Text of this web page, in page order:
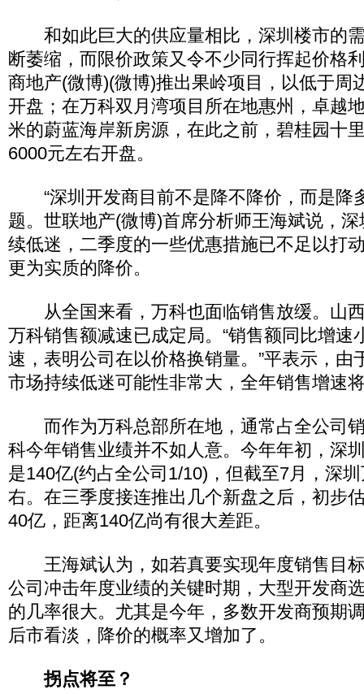
和如此巨大的供应量相比，深圳楼市的
断萎缩，而限价政策又令不少同行挥起价格
商地产(微博)(微博)推出果岭项目，以低于周
开盘；在万科双月湾项目所在地惠州，卓越
米的蔚蓝海岸新房源，在此之前，碧桂园十
6000元左右开盘。
“深圳开发商目前不是降不降价，而是降
题。世联地产(微博)首席分析师王海斌说，
续低迷，二季度的一些优惠措施已不足以打
更为实质的降价。
从全国来看，万科也面临销售放缓。山
万科销售额减速已成定局。“销售额同比增速
速，表明公司在以价格换销量。”平表示，由
市场持续低迷可能性非常大，全年销售增速
而作为万科总部所在地，通常占全公司
科今年销售业绩并不如人意。今年年初，深
是140亿(约占全公司1/10)，但截至7月，深
右。在三季度接连推出几个新盘之后，初步
40亿，距离140亿尚有很大差距。
王海斌认为，如若真要实现年度销售目
公司冲击年度业绩的关键时期，大型开发商
的几率很大。尤其是今年，多数开发商预期
后市看淡，降价的概率又增加了。
拐点将至？